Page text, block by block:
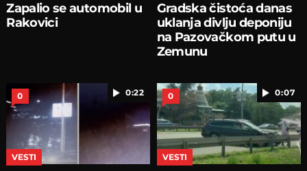
Zapalio se automobil u
Rakovici
Gradska čistoća danas
uklanja divlju deponiju
na Pazovačkom putu u
Zemunu
0:22
0
VESTI
0:07
0
VESTI